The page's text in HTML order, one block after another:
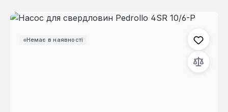
Немає в наявності
Пропустити галерею зображень